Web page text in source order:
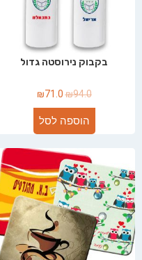
בקבוק נירוסטה גדול
₪94.0
₪71.0
הוספה לסל